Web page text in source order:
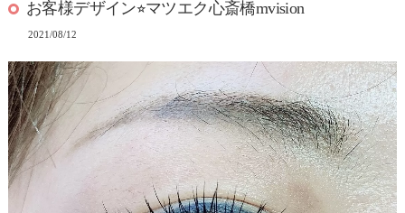
お客様デザイン⭐︎マツエク心斎橋mvision
2021/08/12